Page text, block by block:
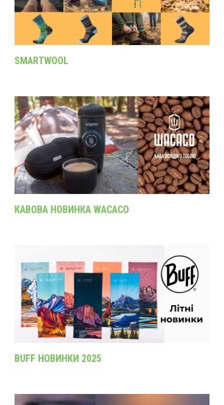
SMARTWOOL
КАВОВА НОВИНКА WACACO
BUFF НОВИНКИ 2025